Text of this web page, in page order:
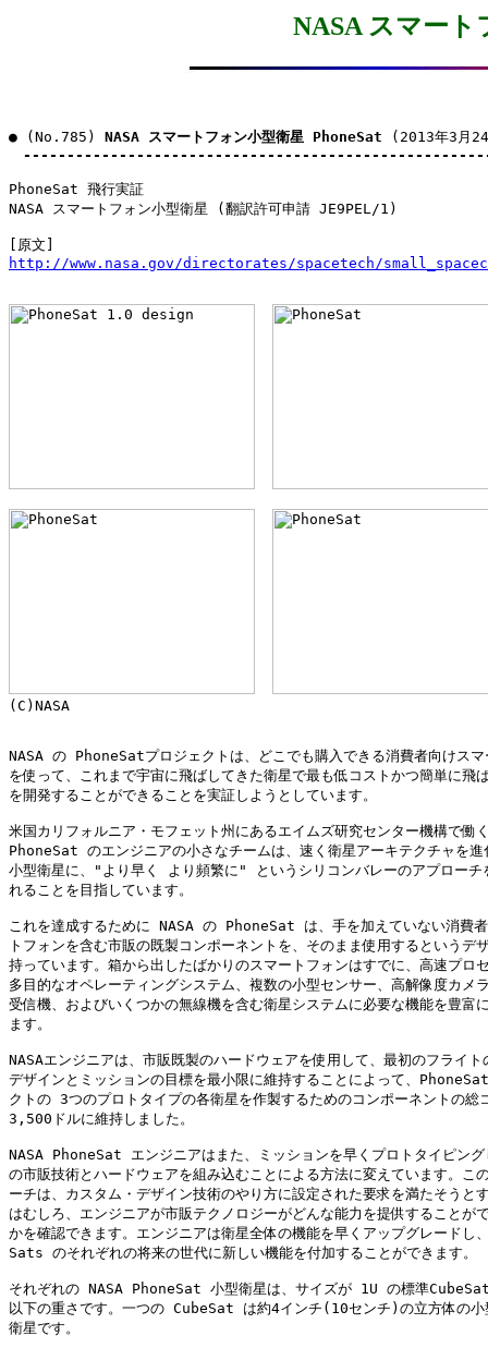
NASA スマート
● (No.785) NASA スマートフォン小型衛星 PhoneSat (2013年3月
PhoneSat 飛行実証
NASA スマートフォン小型衛星 (翻訳許可申請 JE9PEL/1)
http://www.nasa.gov/directorates/spacetech/
(C)NASA
NASA の PhoneSatプロジェクトは、どこでも購入できる消費者向けスマ
を使って、これまで宇宙に飛ばしてきた衛星で最も低コストかつ簡単に飛
を開発することができることを実証しようとしています。
米国カリフォルニア・モフェット州にあるエイムズ研究センター機構で働
PhoneSat のエンジニアの小さなチームは、速く衛星アーキテクチャを進
小型衛星に、"より早く より頻繁に" というシリコンバレーのアプローチ
れることを目指しています。
これを達成するために NASA の PhoneSat は、手を加えていない消費
トフォンを含む市販の既製コンポーネントを、そのまま使用するというデ
持っています。箱から出したばかりのスマートフォンはすでに、高速プロ
多目的なオペレーティングシステム、複数の小型センサー、高解像度カメ
受信機、およびいくつかの無線機を含む衛星システムに必要な機能を豊富
ます。
NASAエンジニアは、市販既製のハードウェアを使用して、最初のフライト
デザインとミッションの目標を最小限に維持することによって、
クトの 3つのプロトタイプの各衛星を作製するためのコンポーネントの総
3,500ドルに維持しました。
NASA PhoneSat エンジニアはまた、ミッションを早くプロトタイピング
の市販技術とハードウェアを組み込むことによる方法に変えています。こ
ーチは、カスタム・デザイン技術のやり方に設定された要求を満たそうと
はむしろ、エンジニアが市販テクノロジーがどんな能力を提供することが
かを確認できます。エンジニアは衛星全体の機能を早くアップグレードし
Sats のそれぞれの将来の世代に新しい機能を付加することができます。
それぞれの NASA PhoneSat 小型衛星は、サイズが 1U の標準
以下の重さです。一つの CubeSat は約4インチ(10センチ)の立方体の小
衛星です。